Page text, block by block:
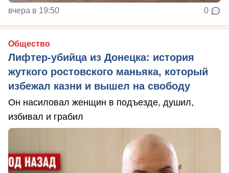
вчера в 19:50 0
Общество
Лифтер-убийца из Донецка: история
жуткого ростовского маньяка, который
избежал казни и вышел на свободу
Он насиловал женщин в подъезде, душил,
избивал и грабил